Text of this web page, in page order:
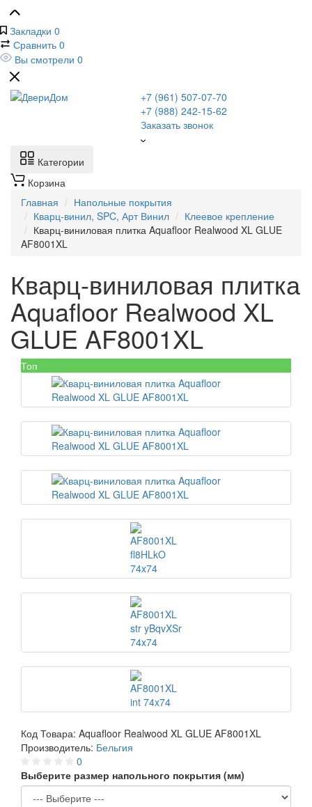
Закладки 0
Сравнить 0
Вы смотрели 0
+7 (961) 507-07-70
+7 (988) 242-15-62
Заказать звонок
Категории
Корзина
Главная
Напольные покрытия
Кварц-винил, SPC, Арт Винил
Клеевое крепление
Кварц-виниловая плитка Aquafloor Realwood XL GLUE
AF8001XL
Кварц-виниловая плитка
Aquafloor Realwood XL
GLUE AF8001XL
Топ
Код Товара: Aquafloor Realwood XL GLUE AF8001XL
Производитель: Бельгия
0
Выберите размер напольного покрытия (мм)